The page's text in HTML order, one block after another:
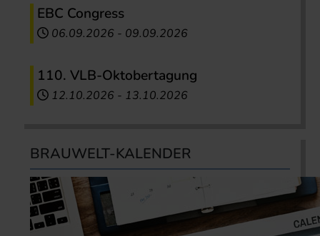
EBC Congress
06.09.2026 - 09.09.2026
110. VLB-Oktobertagung
12.10.2026 - 13.10.2026
BRAUWELT-KALENDER